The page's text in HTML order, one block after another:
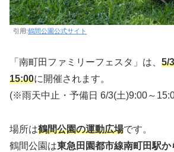
引用:鶴間公園公式サイト
「南町田ファミリーフェスタ」は、 5/
15:00に開催されます。
(※雨天中止・予備日 6/3(土)9:00～
場所は鶴間公園の運動広場です。
鶴間公園は東急田園都市線南町田駅か